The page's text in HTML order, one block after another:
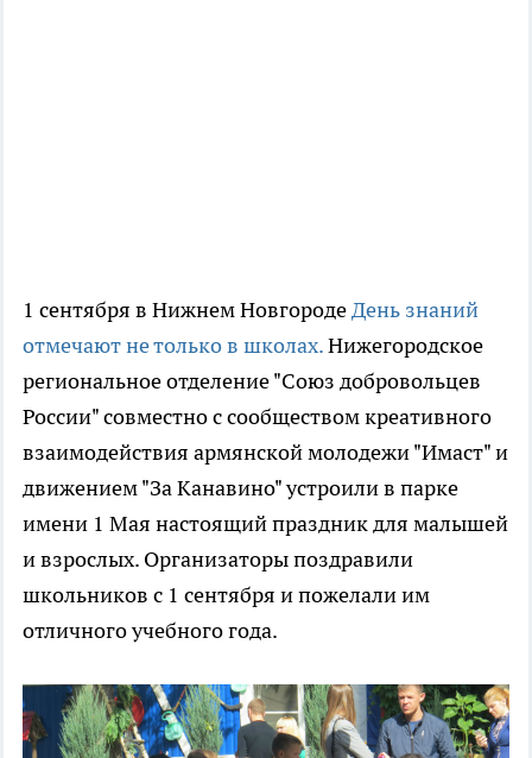
1 сентября в Нижнем НовгородеДень знаний
отмечают не только в школах.Нижегородское
региональное отделение "Союз добровольцев
России" совместно с сообществом креативного
взаимодействия армянской молодежи "Имаст" и
движением "За Канавино" устроили в парке
имени 1 Мая настоящий праздник для малышей
и взрослых. Организаторы поздравили
школьников с 1 сентября и пожелали им
отличного учебного года.